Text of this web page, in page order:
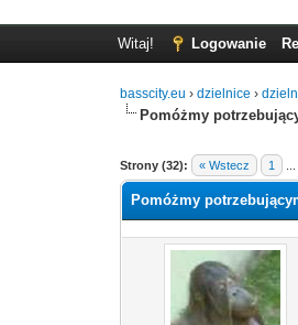
Witaj! Logowanie
basscity.eu ›dzielnice ›
Pomóżmy
Strony (32): « Wstecz 1
Pomóżmy